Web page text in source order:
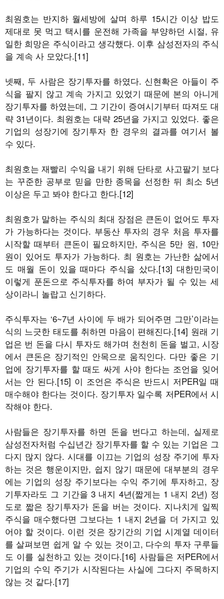
최원호는 반지하 월세방에 살며 하루 15시간 이상 밥도
제대로 못 먹고 택시를 운전해 가족을 부양하던 시절, 유
일한 희망은 주식이라고 생각했다. 이후 삼성전자의 주식
을 계속 사 모았다.[11]
넷째, 두 사람은 장기투자를 하였다. 신현확은 아들이 주
식을 팔지 않고 계속 가지고 있었기 때문에 본의 아니게
장기투자를 하였는데, 그 기간이 증여시기부터 따져도 대
략 31년이다. 최원호는 대략 25년을 가지고 있었다. 좋은
기업의 성장기에 장기투자 한 경우의 결과를 여기서 볼
수 있다.
최원호는 재빨리 수익을 내기 위해 단타로 사고팔기 보다
는 꾸준한 공부로 믿을 만한 종목을 선정한 뒤 최소 5년
이상은 두고 봐야 한다고 한다.[12]
최원호가 말하는 주식의 최대 장점은 큰돈이 없어도 투자
가 가능하다는 것이다. 부동산 투자의 경우 처음 투자를
시작할 때부터 큰돈이 필요하지만, 주식은 5만 원, 10만
원이 있어도 투자가 가능하다. 최 원호는 가난한 삶에서
도 매월 돈이 있을 때마다 주식을 샀다.[13] 대한민국이
이렇게 푼돈으로 주식투자를 하여 부자가 될 수 있는 세
상이라니 놀랍고 신기하다.
주식투자는 ‘6~7년 사이에 두 배가 되어주면 그만’이라는
식의 느긋한 태도를 취하면 마음이 편해진다.[14] 원래 기
업은 번 돈을 다시 투자도 해가며 천천히 돈을 벌고, 시장
에서 큰돈은 장기적인 안목으로 움직인다. 다만 좋은 기
업에 장기투자를 할 때도 싸게 사야 한다는 조언을 잊어
서는 안 된다.[15] 이 조언은 주식은 반드시 저PER일 때
매수해야 한다는 것이다. 장기투자 일수록 저PER에서 시
작해야 한다.
사람들은 장기투자를 하면 돈을 번다고 하는데, 실제로
삼성전자처럼 수십년간 장기투자를 할 수 있는 기업은 그
다지 많지 않다. 시대를 이끄는 기업의 성장 주기에 투자
하는 것은 행운이지만, 쉽지 않기 때문에 대부분의 경우
에는 기업의 성장 주기보다는 수익 주기에 투자하고, 장
기투자라도 그 기간을 3 내지 4년(짧게는 1 내지 2년) 정
도로 짧은 장기투자가 돈을 버는 것이다. 지나치게 일찍
주식을 매수했다면 그보다는 1 내지 2년을 더 가지고 있
어야 할 것이다. 이런 것은 장기간의 기업 시계열 데이터
를 살펴보면 쉽게 알 수 있는 것이고, 다수의 투자 구루들
도 이를 실천하고 있는 것이다.[16] 사람들은 저PER에서
기업의 수익 주기가 시작된다는 사실에 그다지 주목하지
않는 것 같다.[17]